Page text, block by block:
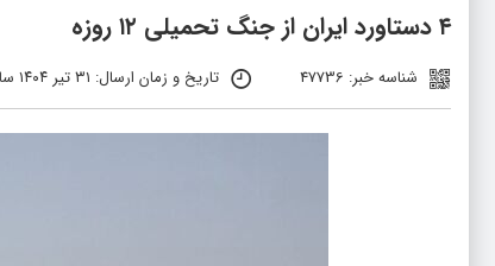
۴ دستاورد ایران از جنگ تحمیلی ۱۲ روزه
شناسه خبر: 47736 تاریخ و زمان ارسال: ۳۱ تیر ۱۴۰۴ ساعت ۶:۲۱